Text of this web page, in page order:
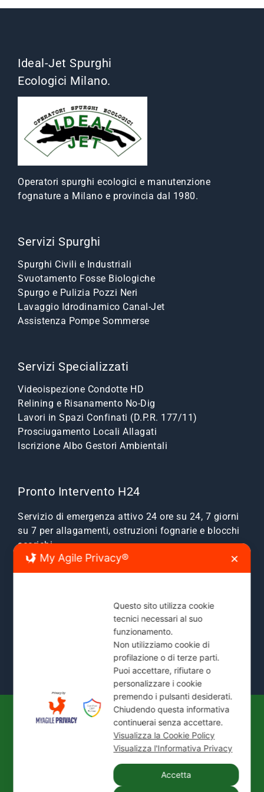
Ideal-Jet Spurghi
Ecologici Milano.
Operatori spurghi ecologici e manutenzione
fognature a Milano e provincia dal 1980.
Servizi Spurghi
Spurghi Civili e Industriali
Svuotamento Fosse Biologiche
Spurgo e Pulizia Pozzi Neri
Lavaggio Idrodinamico Canal-Jet
Assistenza Pompe Sommerse
Servizi Specializzati
Videoispezione Condotte HD
Relining e Risanamento No-Dig
Lavori in Spazi Confinati (D.P.R. 177/11)
Prosciugamento Locali Allagati
Iscrizione Albo Gestori Ambientali
Pronto Intervento H24
Servizio di emergenza attivo 24 ore su 24, 7 giorni
su 7 per allagamenti, ostruzioni fognarie e blocchi
scarichi.
Mostra Tutte le Zone Servite →
© 2026
IDEAL JET S.N.C. DI PREZIOSO
| P. IVA / C.F.: 02066180965 |
REA: MI-1339524 | Via Pisa 200/28 - 20099 Sesto
San Giovanni (MI)
+39 02 24416880| PEC: idealjetsnc@legalmail.it
My Agile Privacy® ✕
Questo sito utilizza cookie
tecnici necessari al suo
funzionamento.
Non utilizziamo cookie di
profilazione o di terze parti.
Puoi accettare, rifiutare o
personalizzare i cookie
premendo i pulsanti desiderati.
Chiudendo questa informativa
continuerai senza accettare.
Visualizza la Cookie Policy
Visualizza l'Informativa Privacy
Accetta